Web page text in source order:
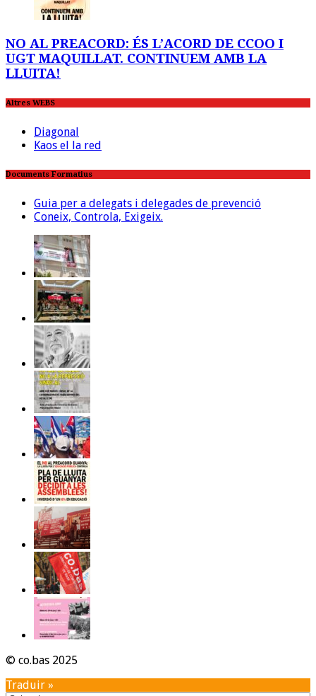
NO AL PREACORD: ÉS L’ACORD DE CCOO I
UGT MAQUILLAT. CONTINUEM AMB LA
LLUITA!
Altres WEBS
Diagonal
Kaos el la red
Documents Formatius
Guia per a delegats i delegades de prevenció
Coneix, Controla, Exigeix.
© co.bas 2025
Traduir »